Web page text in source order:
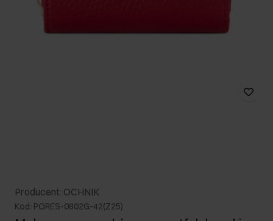
Producent: OCHNIK
Kod: PORES-0802G-42(Z25)